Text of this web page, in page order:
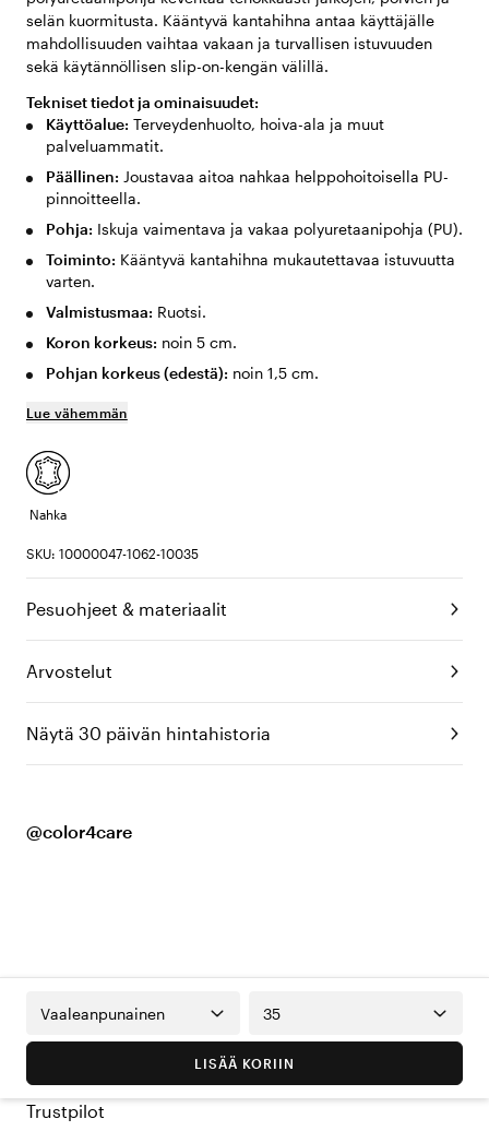
selän kuormitusta. Kääntyvä kantahihna antaa käyttäjälle
mahdollisuuden vaihtaa vakaan ja turvallisen istuvuuden
sekä käytännöllisen slip-on-kengän välillä.
Tekniset tiedot ja ominaisuudet:
Käyttöalue: Terveydenhuolto, hoiva-ala ja muut
palveluammatit.
Päällinen: Joustavaa aitoa nahkaa helppohoitoisella PU-
pinnoitteella.
Pohja: Iskuja vaimentava ja vakaa polyuretaanipohja (PU).
Toiminto: Kääntyvä kantahihna mukautettavaa istuvuutta
varten.
Valmistusmaa: Ruotsi.
Koron korkeus: noin 5 cm.
Pohjan korkeus (edestä): noin 1,5 cm.
Lue vähemmän
Nahka
SKU: 10000047-1062-10035
Pesuohjeet & materiaalit
Arvostelut
Näytä 30 päivän hintahistoria
@color4care
Vaaleanpunainen 35
LISÄÄ KORIIN
Trustpilot